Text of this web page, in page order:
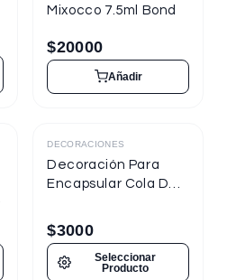
Mixocco 7.5ml Bond
$20000
Añadir
DECORACIONES
Decoración Para
Encapsular Cola De
$3000
Seleccionar
Producto